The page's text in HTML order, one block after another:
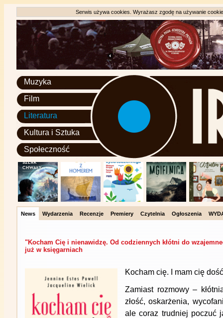
Serwis używa cookies. Wyrażasz zgodę na używanie
Muzyka
Film
Literatura
Kultura i Sztuka
Społeczność
News Wydarzenia Recenzje Premiery Czytelnia Ogłoszenia
"Kocham Cię i nienawidzę. Od codziennych kłótni do
już w księgarniach
Kocham cię. I mam cię dość
Zamiast rozmowy –
złość, oskarżenia,
ale coraz trudniej poczuć